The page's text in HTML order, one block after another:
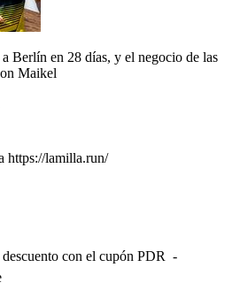
Berlín en 28 días, y el negocio de las
Maikel
https://lamilla.run/
con el cupón PDR -